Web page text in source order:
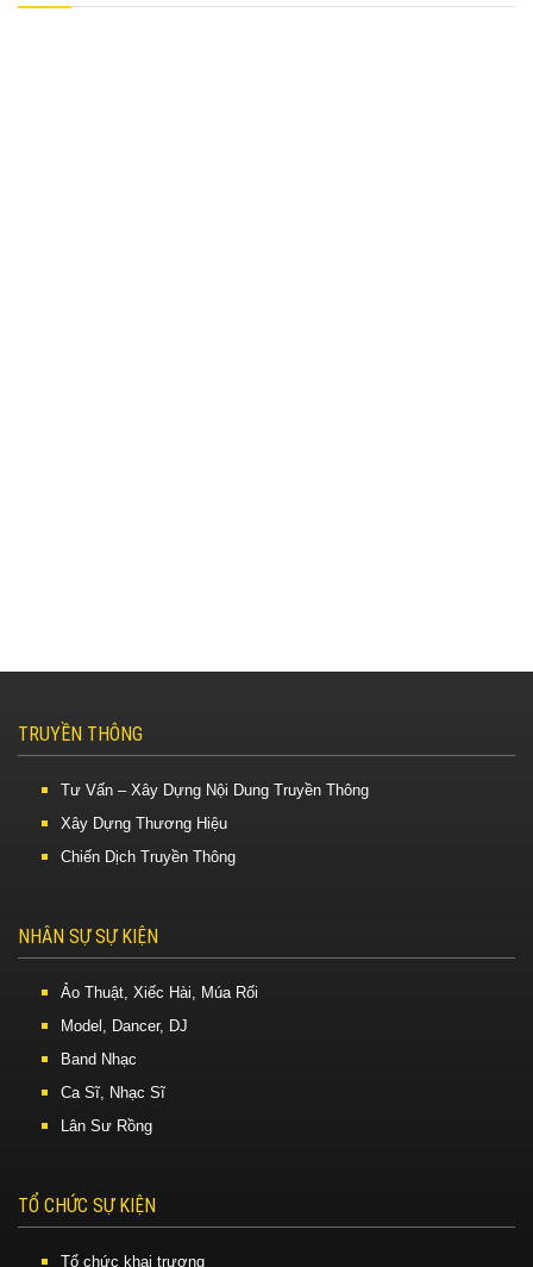
TRUYỀN THÔNG
Tư Vấn – Xây Dựng Nội Dung Truyền Thông
Xây Dựng Thương Hiệu
Chiến Dịch Truyền Thông
NHÂN SỰ SỰ KIỆN
Ảo Thuật, Xiếc Hài, Múa Rối
Model, Dancer, DJ
Band Nhạc
Ca Sĩ, Nhạc Sĩ
Lân Sư Rồng
TỔ CHỨC SỰ KIỆN
Tổ chức khai trương